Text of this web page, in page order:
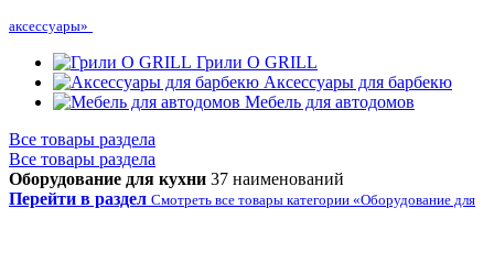
аксессуары»
Грили O GRILL
Аксессуары для барбекю
Мебель для автодомов
Все товары раздела
Все товары раздела
Оборудование для кухни 37 наименований
Перейти в раздел Смотреть все товары категории «Оборудование для